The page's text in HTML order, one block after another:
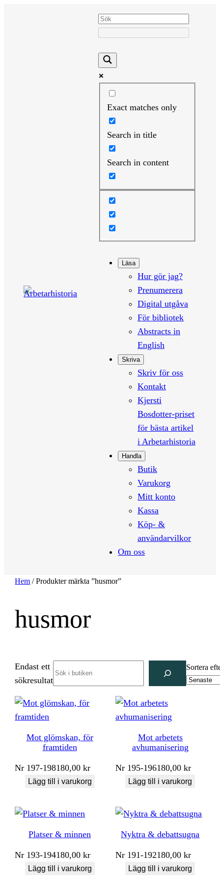
Exact matches only
Search in title
Search in content
Läsa
Hur gör jag?
Prenumerera
Digital utgåva
För bibliotek
Abstracts in
English
Skriva
Skriv för oss
Kontakt
Kjersti
Bosdotter-priset
för bästa artikel
i Arbetarhistoria
Handla
Butik
Varukorg
Mitt konto
Kassa
Köp- &
användarvilkor
Om oss
Hem / Produkter märkta ”husmor”
husmor
Endast ett
sökresultat
Sortera
Mot glömskan, för
framtiden
Nr 197-198180,00kr
Lägg till i varukorg
Mot arbetets
avhumanisering
Nr 195-196180,00kr
Lägg till i varukorg
Platser & minnen
Nr 193-194180,00kr
Lägg till i varukorg
Nyktra & debattsugna
Nr 191-192180,00kr
Lägg till i varukorg